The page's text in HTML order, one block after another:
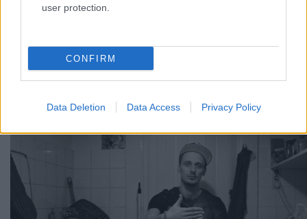
user protection.
CONFIRM
Data Deletion Data Access Privacy Policy